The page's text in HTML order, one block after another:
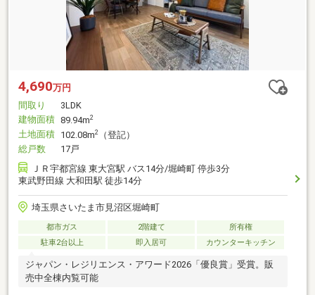
4,690万円
間取り
3LDK
建物面積 89.94m2
土地面積 102.08m2
（登記）
総戸数
17戸
ＪＲ宇都宮線 東大宮駅 バス14分/堀崎町 停歩3分
東武野田線 大和田駅 徒歩14分
埼玉県さいたま市見沼区堀崎町
都市ガス 2階建て
所有権
駐車2台以上
即入居可 カウンターキッチン
ジャパン・レジリエンス・アワード2026「優良賞」受賞。販
売中全棟内覧可能